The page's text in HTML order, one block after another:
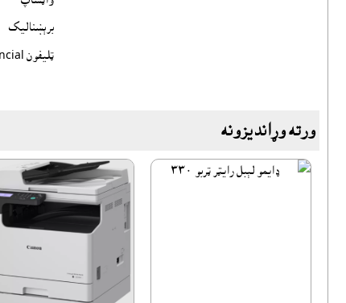
برېښناليک
ټليفون Financial
ورته وړانديزونه